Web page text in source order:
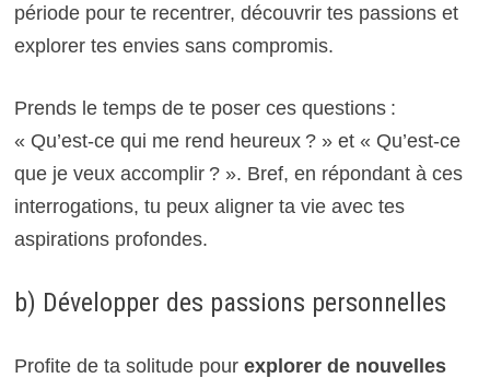
période pour te recentrer, découvrir tes passions et
explorer tes envies sans compromis.
Prends le temps de te poser ces questions :
« Qu’est-ce qui me rend heureux ? » et « Qu’est-ce
que je veux accomplir ? ». Bref, en répondant à ces
interrogations, tu peux aligner ta vie avec tes
aspirations profondes.
b) Développer des passions personnelles
Profite de ta solitude pour explorer de nouvelles